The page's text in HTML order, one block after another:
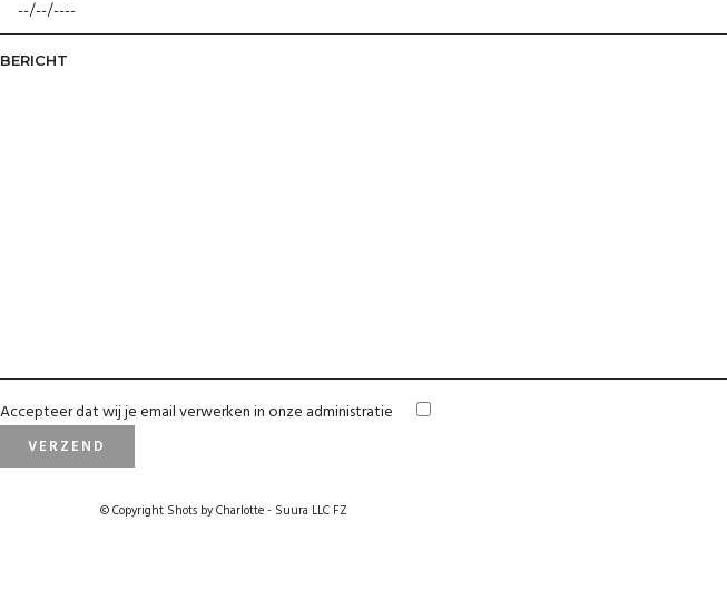
BERICHT
Accepteer dat wij je email verwerken in onze administratie
© Copyright Shots by Charlotte - Suura LLC FZ